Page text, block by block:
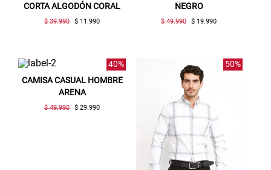
CORTA ALGODÓN CORAL
$ 39.990 $ 11.990
NEGRO
$ 49.990 $ 19.990
40%
CAMISA CASUAL HOMBRE
ARENA
$ 49.990 $ 29.990
50%